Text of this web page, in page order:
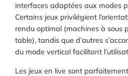
interfaces adaptées aux modes
Certains jeux privilégient
rendu optimal (machines à sous
table), tandis que d’autres
du mode vertical facilitant
Les jeux en live sont